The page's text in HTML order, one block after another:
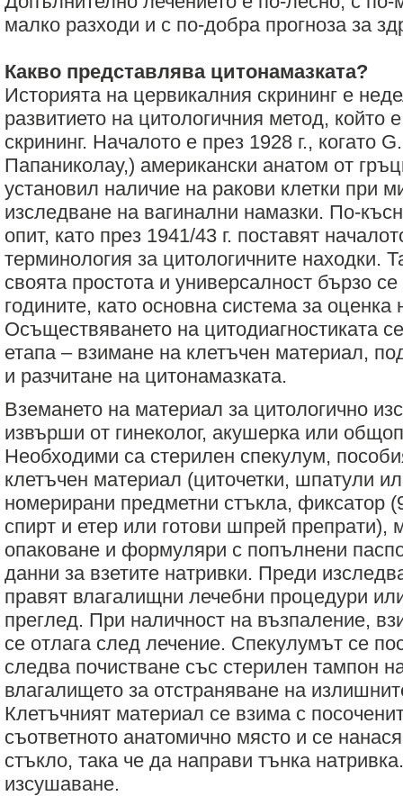
малко разходи и с по-добра прогноза за
Какво представлява цитонамазката?
Историята на цервикалния скрининг е
развитието на цитологичния метод, който
скрининг. Началото е през 1928 г., когато
Папаниколау,) американски анатом от
установил наличие на ракови клетки при
изследване на вагинални намазки. По-
опит, като през 1941/43 г. поставят
терминология за цитологичните находки.
своята простота и универсалност бързо
годините, като основна система за оценка
Осъществяването на цитодиагностиката
етапа – взимане на клетъчен материал,
и разчитане на цитонамазката.
Вземането на материал за цитологично
извърши от гинеколог, акушерка или
Необходими са стерилен спекулум,
клетъчен материал (циточетки, шпатули
номерирани предметни стъкла, фиксатор
спирт и етер или готови шпрей препрати),
опаковане и формуляри с попълнени
данни за взетите натривки. Преди
правят влагалищни лечебни процедури
преглед. При наличност на възпаление,
се отлага след лечение. Спекулумът се
следва почистване със стерилен тампон
влагалището за отстраняване на
Клетъчният материал се взима с
съответното анатомично място и се
стъкло, така че да направи тънка
изсушаване.